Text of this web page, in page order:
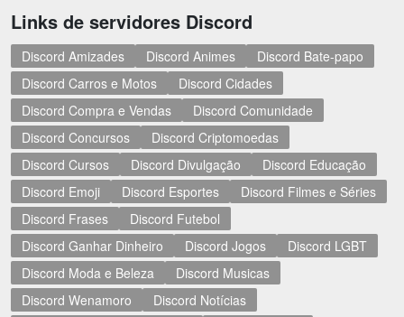
Links de servidores Discord
Discord Amizades Discord Animes
Discord Bate-papo
Discord Carros e Motos
Discord Cidades
Discord Compra e Vendas
Discord Comunidade
Discord Concursos
Discord Criptomoedas
Discord Cursos
Discord Divulgação
Discord Educação
Discord Emoji
Discord Esportes
Discord Filmes e Séries
Discord Frases
Discord Futebol
Discord Ganhar Dinheiro
Discord Jogos
Discord LGBT
Discord Moda e Beleza
Discord Musicas
Discord Wenamoro
Discord Notícias